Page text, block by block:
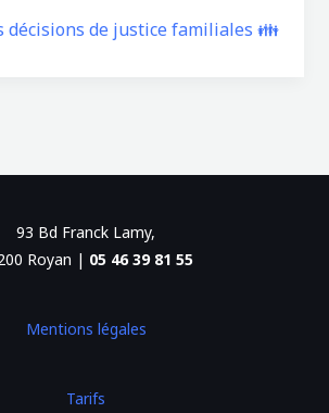
décisions de justice familiales 👪
93 Bd Franck Lamy,
Royan | 05 46 39 81 55
Mentions légales
Tarifs